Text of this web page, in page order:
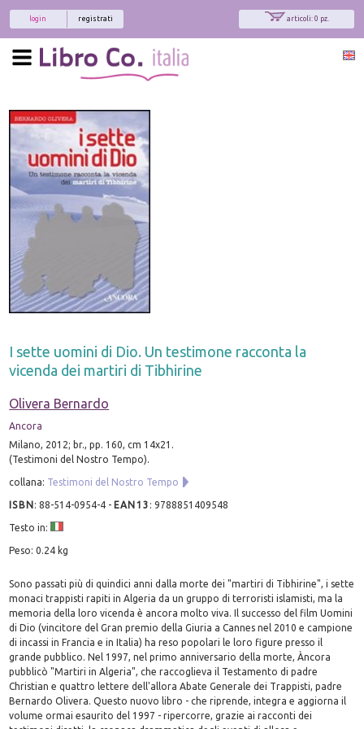
articoli: 0 pz.
registrati
login
I sette uomini di Dio. Un testimone racconta la
vicenda dei martiri di Tibhirine
Olivera Bernardo
Ancora
Milano, 2012; br., pp. 160, cm 14x21.
(Testimoni del Nostro Tempo).
collana: Testimoni del Nostro Tempo
ISBN:88-514-0954-4 - EAN13 :9788851409548
Testo in:
Peso: 0.24 kg
Sono passati più di quindici anni dalla morte dei "martiri di Tibhirine", i sette
monaci trappisti rapiti in Algeria da un gruppo di terroristi islamisti, ma la
memoria della loro vicenda è ancora molto viva. Il successo del film Uomini
di Dio (vincitore del Gran premio della Giuria a Cannes nel 2010 e campione
di incassi in Francia e in Italia) ha reso popolari le loro figure presso il
grande pubblico. Nel 1997, nel primo anniversario della morte, Àncora
pubblicò "Martiri in Algeria", che raccoglieva il Testamento di padre
Christian e quattro lettere dell'allora Abate Generale dei Trappisti, padre
Bernardo Olivera. Questo nuovo libro - che riprende, integra e aggiorna il
volume ormai esaurito del 1997 - ripercorre, grazie ai racconti dei